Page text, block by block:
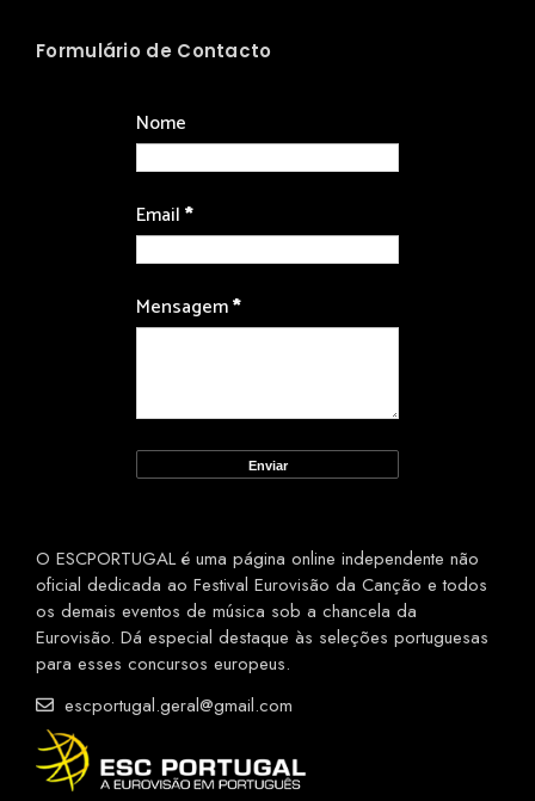
Formulário de Contacto
Nome
Email*
Mensagem*
O ESCPORTUGAL é uma página online independente não
oficial dedicada ao Festival Eurovisão da Canção e todos
os demais eventos de música sob a chancela da
Eurovisão. Dá especial destaque às seleções portuguesas
para esses concursos europeus.
escportugal.geral@gmail.com